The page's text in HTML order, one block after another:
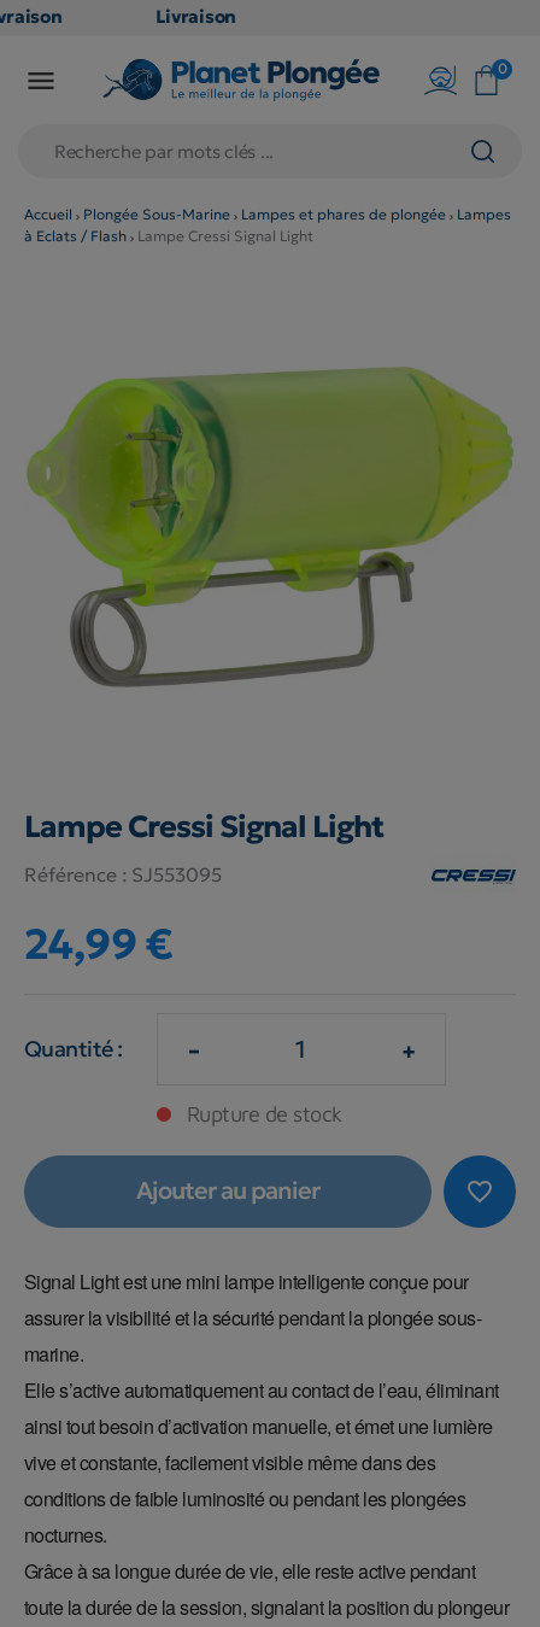
Livraison
en point
79€
(hors
produits
 0
Accueil Plongée Sous-Marine Lampes et phares de plongée
Lampes
à Eclats / Flash
Lampe Cressi Signal Light
Lampe Cressi Signal Light
Référence : SJ553095
24,99 €
Quantité : - +
Rupture de stock
favorite_border
Ajouter au panier
Signal Light est une mini lampe intelligente conçue pour
assurer la visibilité et la sécurité pendant la plongée sous-
marine.
Elle s’active automatiquement au contact de l’eau, éliminant
ainsi tout besoin d’activation manuelle, et émet une lumière
vive et constante, facilement visible même dans des
conditions de faible luminosité ou pendant les plongées
nocturnes.
Grâce à sa longue durée de vie, elle reste active pendant
toute la durée de la session, signalant la position du plongeur